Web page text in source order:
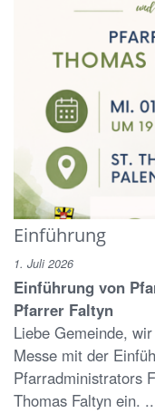
Einführung
1. Juli 2026
Einführung von
Pfarrer Faltyn
Liebe Gemeinde,
Messe mit der
Pfarradministrators
Thomas Faltyn ein.